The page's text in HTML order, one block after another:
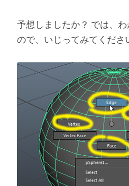
予想しましたか？ では、
ので、いじってみてくださ